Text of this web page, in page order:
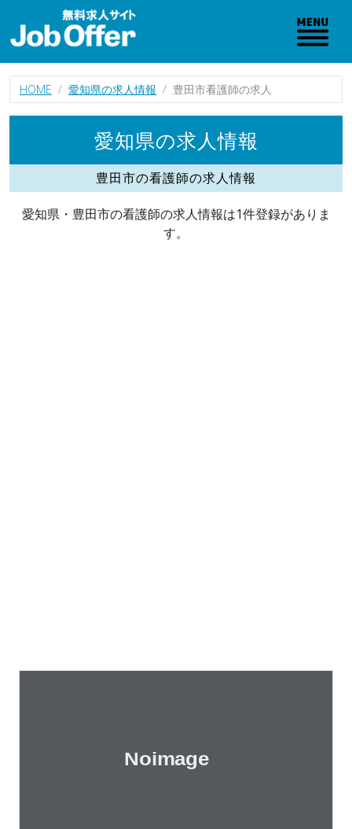
HOME 愛知県の求人情報 豊田市看護師の求人
愛知県の求人情報
豊田市の看護師の求人情報
愛知県・豊田市の看護師の求人情報は1件登録がありま
す。